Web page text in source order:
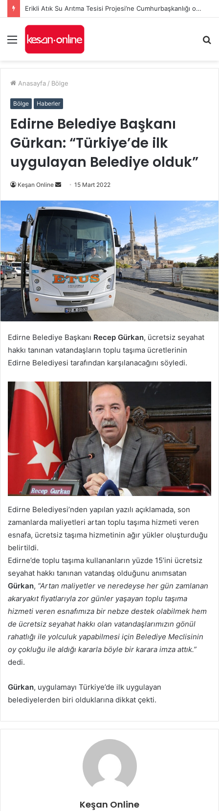
Erikli Atık Su Arıtma Tesisi Projesi’ne Cumhurbaşkanlığı onayı
Menü
...
Anasayfa / Bölge
Bölge Haberler
Edirne Belediye Başkanı
Gürkan: “Türkiye’de ilk
uygulayan Belediye olduk”
Keşan Online
Bir
posta
göndermek
15 Mart 2022
Edirne Belediye Başkanı Recep Gürkan, ücretsiz seyahat
hakkı tanınan vatandaşların toplu taşıma ücretlerinin
Edirne Belediyesi tarafından karşılanacağını söyledi.
Edirne Belediyesi’nden yapılan yazılı açıklamada, son
zamanlarda maliyetleri artan toplu taşıma hizmeti veren
esnafa, ücretsiz taşıma hizmetinin ağır yükler oluşturduğu
belirtildi.
Edirne’de toplu taşıma kullananların yüzde 15’ini ücretsiz
seyahat hakkı tanınan vatandaş olduğunu anımsatan
Gürkan, “Artan maliyetler ve neredeyse her gün zamlanan
akaryakıt fiyatlarıyla zor günler yaşayan toplu taşıma
hizmeti veren esnafımıza bir nebze destek olabilmek hem
de ücretsiz seyahat hakkı olan vatandaşlarımızın gönül
rahatlığı ile yolculuk yapabilmesi için Belediye Meclisinin
oy çokluğu ile aldığı kararla böyle bir karara imza attık.”
dedi.
Gürkan, uygulamayı Türkiye’de ilk uygulayan
belediyelerden biri olduklarına dikkat çekti.
Keşan Online